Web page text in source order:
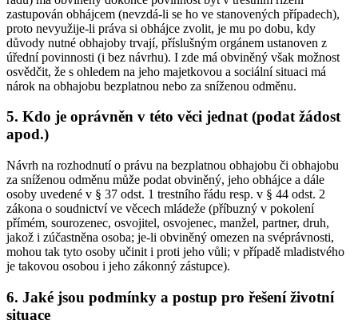
zastupován obhájcem (nevzdá-li se ho ve stanovených případech),
proto nevyužije-li práva si obhájce zvolit, je mu po dobu, kdy
důvody nutné obhajoby trvají, příslušným orgánem ustanoven z
úřední povinnosti (i bez návrhu). I zde má obviněný však možnost
osvědčit, že s ohledem na jeho majetkovou a sociální situaci má
nárok na obhajobu bezplatnou nebo za sníženou odměnu.
5. Kdo je oprávněn v této věci jednat (podat žádost
apod.)
Návrh na rozhodnutí o právu na bezplatnou obhajobu či obhajobu
za sníženou odměnu může podat obviněný, jeho obhájce a dále
osoby uvedené v § 37 odst. 1 trestního řádu resp. v § 44 odst. 2
zákona o soudnictví ve věcech mládeže (příbuzný v pokolení
přímém, sourozenec, osvojitel, osvojenec, manžel, partner, druh,
jakož i zúčastněna osoba; je-li obviněný omezen na svéprávnosti,
mohou tak tyto osoby učinit i proti jeho vůli; v případě mladistvého
je takovou osobou i jeho zákonný zástupce).
6. Jaké jsou podmínky a postup pro řešení životní
situace